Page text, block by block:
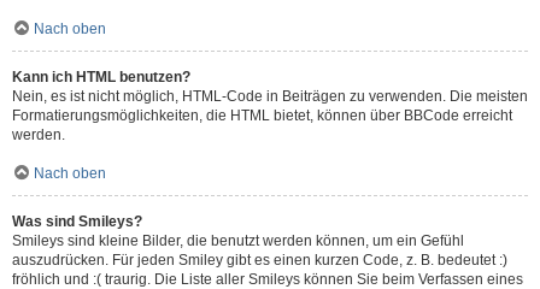
Nach oben
Kann ich HTML benutzen?
Nein, es ist nicht möglich, HTML-Code in Beiträgen zu verwenden. Die meisten
Formatierungsmöglichkeiten, die HTML bietet, können über BBCode erreicht
werden.
Nach oben
Was sind Smileys?
Smileys sind kleine Bilder, die benutzt werden können, um ein Gefühl
auszudrücken. Für jeden Smiley gibt es einen kurzen Code, z. B. bedeutet :)
fröhlich und :( traurig. Die Liste aller Smileys können Sie beim Verfassen eines